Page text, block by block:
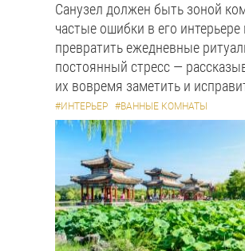
Санузел должен быть зоной
частые ошибки в его интерьере
превратить ежедневные
постоянный стресс —
их вовремя заметить и
#ИНТЕРЬЕР #ВАННЫЕ КОМНАТЫ